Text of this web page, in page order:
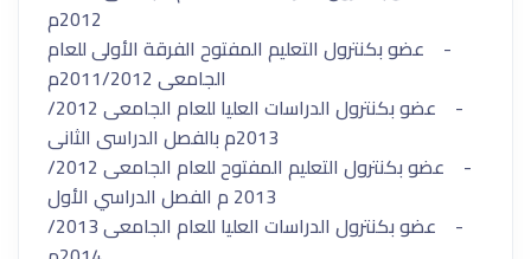
2012م
- عضو بكنترول التعليم المفتوح الفرقة الأولى للعام
الجامعى 2011/2012م
- عضو بكنترول الدراسات العليا للعام الجامعى 2012/
2013م بالفصل الدراسى الثانى
- عضو بكنترول التعليم المفتوح للعام الجامعى 2012/
2013 م الفصل الدراسي الأول
- عضو بكنترول الدراسات العليا للعام الجامعى 2013/